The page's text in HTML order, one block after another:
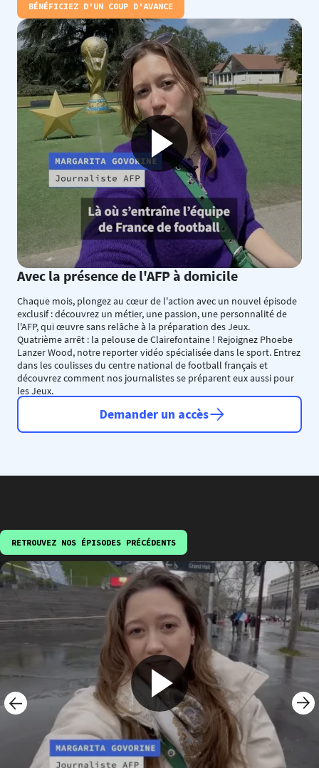
BÉNÉFICIEZ D'UN COUP D'AVANCE
Avec la présence de l'AFP à domicile
Chaque mois, plongez au cœur de l'action avec un nouvel épisode
exclusif : découvrez un métier, une passion, une personnalité de
l'AFP, qui œuvre sans relâche à la préparation des Jeux.
Quatrième arrêt : la pelouse de Clairefontaine ! Rejoignez Phoebe
Lanzer Wood, notre reporter vidéo spécialisée dans le sport. Entrez
dans les coulisses du centre national de football français et
découvrez comment nos journalistes se préparent eux aussi pour
les Jeux.
Demander un accès
RETROUVEZ NOS ÉPISODES PRÉCÉDENTS